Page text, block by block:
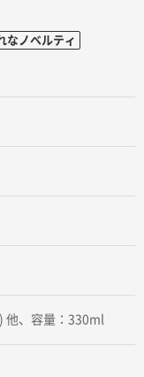
なノベルティ
他、容量：330ml